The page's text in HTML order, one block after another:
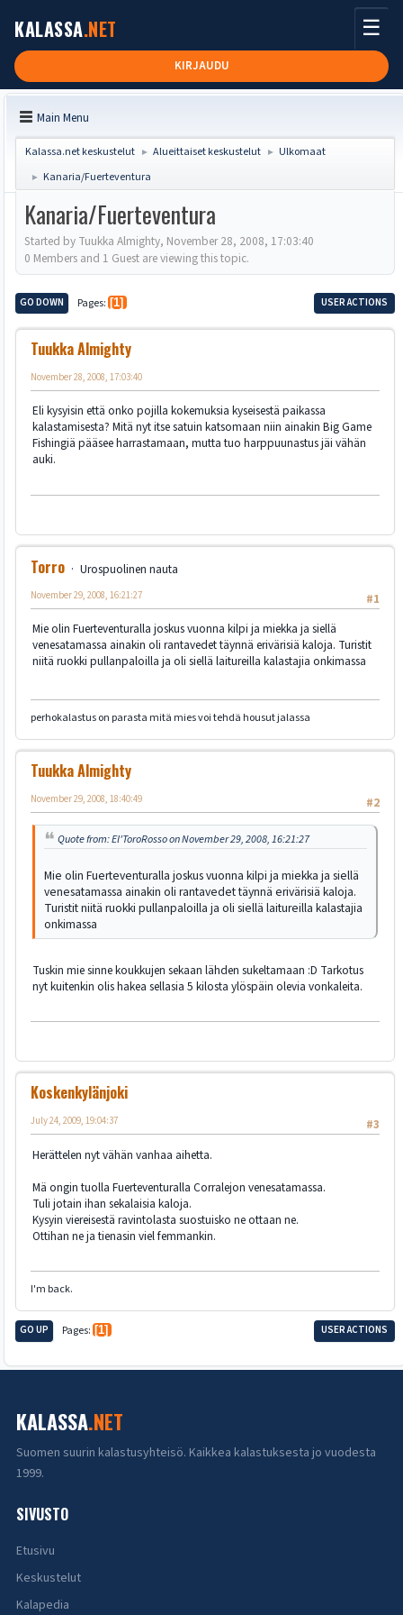
KALASSA.NET
KIRJAUDU
☰
Main Menu
Kalassa.net keskustelut ► Alueittaiset keskustelut ► Ulkomaat
► Kanaria/Fuerteventura
Kanaria/Fuerteventura
Started by Tuukka Almighty, November 28, 2008, 17:03:40
0 Members and 1 Guest are viewing this topic.
GO DOWN Pages 1 USER ACTIONS
Tuukka Almighty
November 28, 2008, 17:03:40
Eli kysyisin että onko pojilla kokemuksia kyseisestä paikassa
kalastamisesta? Mitä nyt itse satuin katsomaan niin ainakin Big Game
Fishingiä pääsee harrastamaan, mutta tuo harppuunastus jäi vähän
auki.
Torro
Urospuolinen nauta
#1
November 29, 2008, 16:21:27
Mie olin Fuerteventuralla joskus vuonna kilpi ja miekka ja siellä
venesatamassa ainakin oli rantavedet täynnä erivärisiä kaloja. Turistit
niitä ruokki pullanpaloilla ja oli siellä laitureilla kalastajia onkimassa
perhokalastus on parasta mitä mies voi tehdä housut jalassa
Tuukka Almighty
#2
November 29, 2008, 18:40:49
Quote from: El'ToroRosso on November 29, 2008, 16:21:27
Mie olin Fuerteventuralla joskus vuonna kilpi ja miekka ja siellä
venesatamassa ainakin oli rantavedet täynnä erivärisiä kaloja.
Turistit niitä ruokki pullanpaloilla ja oli siellä laitureilla kalastajia
onkimassa
Tuskin mie sinne koukkujen sekaan lähden sukeltamaan :D Tarkotus
nyt kuitenkin olis hakea sellasia 5 kilosta ylöspäin olevia vonkaleita.
Koskenkylänjoki
#3
July 24, 2009, 19:04:37
Herättelen nyt vähän vanhaa aihetta.
Mä ongin tuolla Fuerteventuralla Corralejon venesatamassa.
Tuli jotain ihan sekalaisia kaloja.
Kysyin viereisestä ravintolasta suostuisko ne ottaan ne.
Ottihan ne ja tienasin viel femmankin.
I'm back.
GO UP Pages 1 USER ACTIONS
KALASSA.NET
Suomen suurin kalastusyhteisö. Kaikkea kalastuksesta jo vuodesta
1999.
SIVUSTO
Etusivu
Keskustelut
Kalapedia